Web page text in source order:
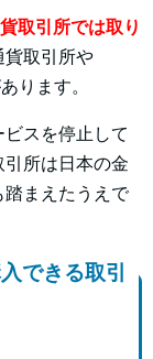
取引所では取り
貨取引所や
ります。
スを停止して
所は日本の金
まえたうえで
できる取引